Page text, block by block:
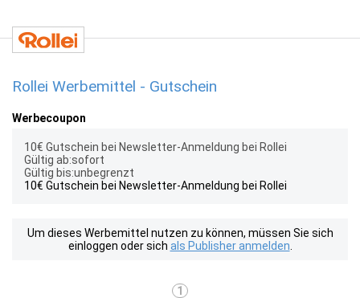
Rollei Werbemittel - Gutschein
Werbecoupon
10€ Gutschein bei Newsletter-Anmeldung bei Rollei
Gültig ab:sofort
Gültig bis:unbegrenzt
10€ Gutschein bei Newsletter-Anmeldung bei Rollei
Um dieses Werbemittel nutzen zu können, müssen Sie sich
einloggen oder sich als Publisher anmelden
1